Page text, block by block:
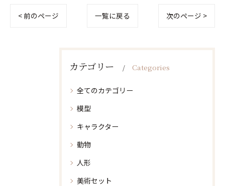
< 前のページ 一覧に戻る 次のページ >
カテゴリー Categories
全てのカテゴリー
模型
キャラクター
動物
人形
美術セット